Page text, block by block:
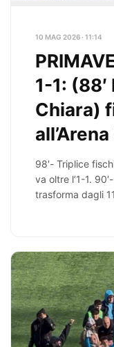
10 MAG 2026 · 11:14
1-1:
Chiara)
98′- Triplice
va oltre l’1-1.
trasforma dagli